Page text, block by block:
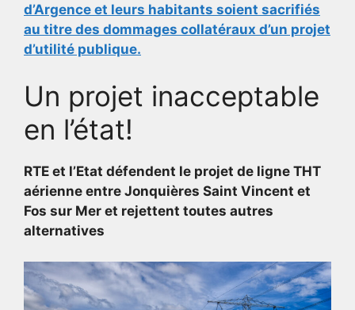
d’Argence et leurs habitants soient sacrifiés
au titre des dommages collatéraux d’un projet
d’utilité publique.
Un projet inacceptable
en l’état!
RTE et l’Etat défendent le projet de ligne THT
aérienne entre Jonquières Saint Vincent et
Fos sur Mer et rejettent toutes autres
alternatives